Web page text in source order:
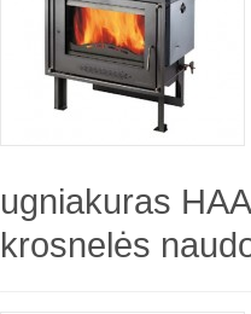
ugniakuras
krosnelės